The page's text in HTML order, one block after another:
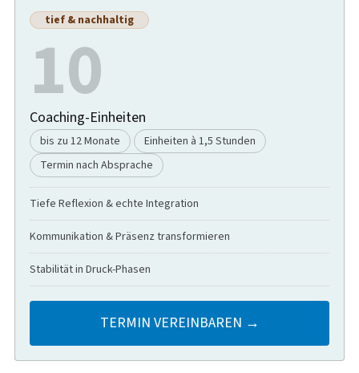
tief & nachhaltig
10
Coaching-Einheiten
bis zu 12 Monate
Einheiten à 1,5 Stunden
Termin nach Absprache
Tiefe Reflexion & echte Integration
Kommunikation & Präsenz transformieren
Stabilität in Druck-Phasen
TERMIN VEREINBAREN →